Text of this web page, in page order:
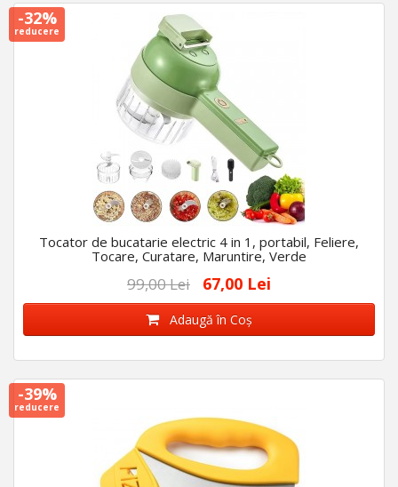
-32%
reducere
Tocator de bucatarie electric 4 in 1, portabil, Feliere,
Tocare, Curatare, Maruntire, Verde
99,00 Lei 67,00 Lei
Adaugă în Coş
-39%
reducere